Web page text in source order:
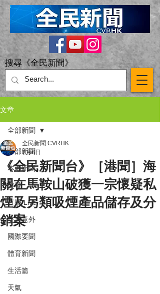
搜尋《全民新聞》
文章
全部新聞
本港新聞
突發
直播 Live
交通意外
國際要聞
體育新聞
生活篇
天氣
全部新聞
《全民新聞台》［港聞］海
關在馬鞍山破獲一宗懷疑私
煙及另類吸煙產品儲存及分
銷案
全民新聞 CVRHK
7月8日